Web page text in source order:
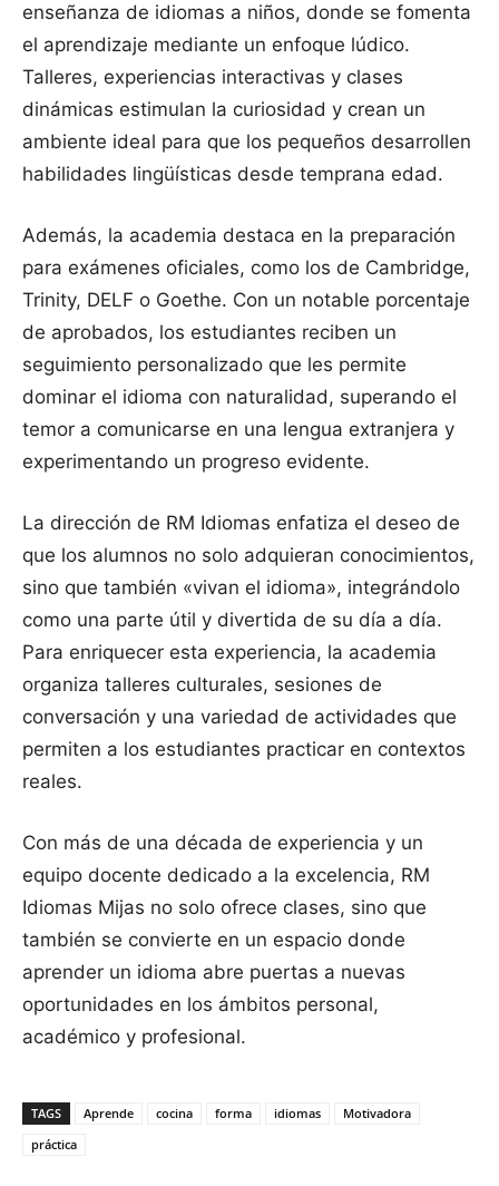
enseñanza de idiomas a niños, donde se fomenta
el aprendizaje mediante un enfoque lúdico.
Talleres, experiencias interactivas y clases
dinámicas estimulan la curiosidad y crean un
ambiente ideal para que los pequeños desarrollen
habilidades lingüísticas desde temprana edad.
Además, la academia destaca en la preparación
para exámenes oficiales, como los de Cambridge,
Trinity, DELF o Goethe. Con un notable porcentaje
de aprobados, los estudiantes reciben un
seguimiento personalizado que les permite
dominar el idioma con naturalidad, superando el
temor a comunicarse en una lengua extranjera y
experimentando un progreso evidente.
La dirección de RM Idiomas enfatiza el deseo de
que los alumnos no solo adquieran conocimientos,
sino que también «vivan el idioma», integrándolo
como una parte útil y divertida de su día a día.
Para enriquecer esta experiencia, la academia
organiza talleres culturales, sesiones de
conversación y una variedad de actividades que
permiten a los estudiantes practicar en contextos
reales.
Con más de una década de experiencia y un
equipo docente dedicado a la excelencia, RM
Idiomas Mijas no solo ofrece clases, sino que
también se convierte en un espacio donde
aprender un idioma abre puertas a nuevas
oportunidades en los ámbitos personal,
académico y profesional.
TAGS Aprende cocina forma idiomas
Motivadora
práctica